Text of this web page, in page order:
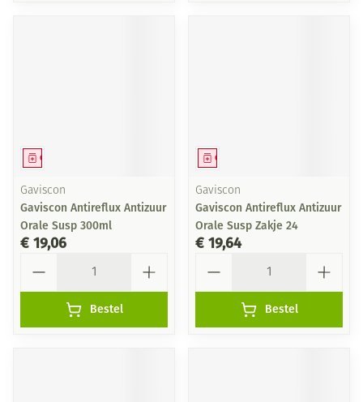
Geneesmiddel
Gaviscon
Gaviscon Antireflux Antizuur
Orale Susp 300ml
€ 19,06
Bestel
Geneesmiddel
Gaviscon
Gaviscon Antireflux Antizuur
Orale Susp Zakje 24
€ 19,64
Bestel